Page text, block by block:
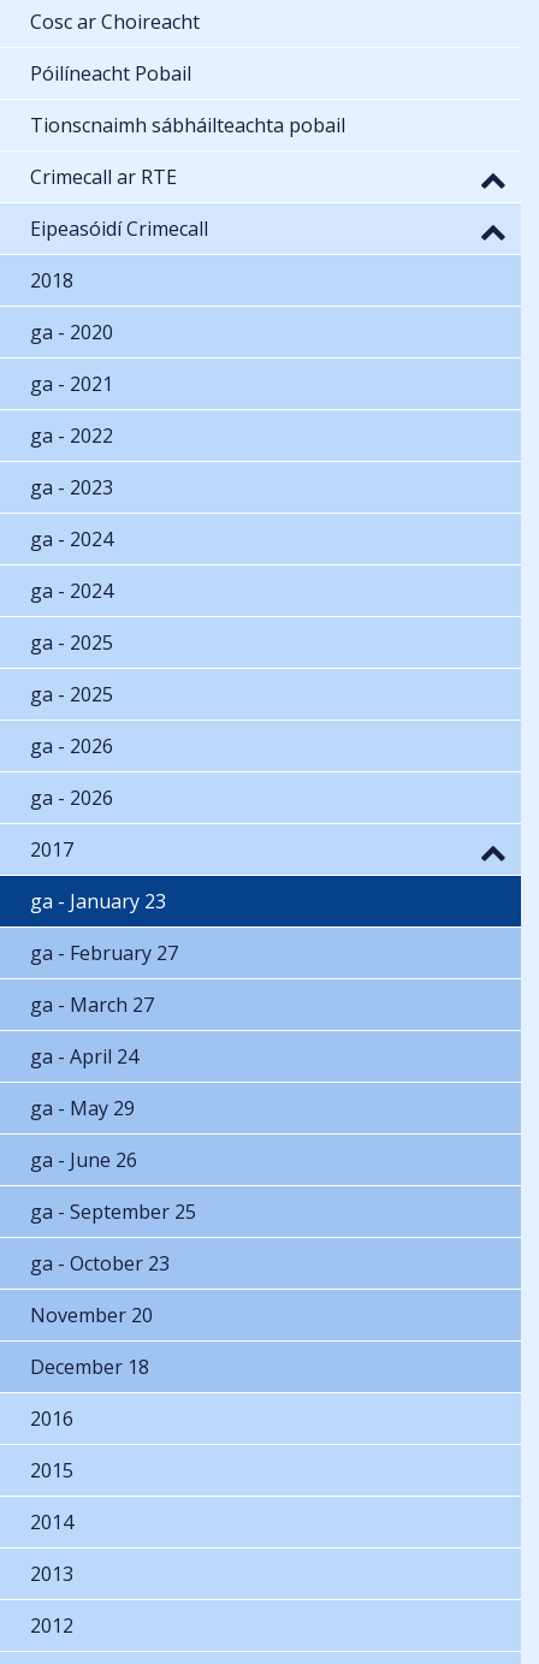
Cosc ar Choireacht
Póilíneacht Pobail
Tionscnaimh sábháilteachta pobail
Crimecall ar RTE
Eipeasóidí Crimecall
2018
ga - 2020
ga - 2021
ga - 2022
ga - 2023
ga - 2024
ga - 2024
ga - 2025
ga - 2025
ga - 2026
ga - 2026
2017
ga - January 23
ga - February 27
ga - March 27
ga - April 24
ga - May 29
ga - June 26
ga - September 25
ga - October 23
November 20
December 18
2016
2015
2014
2013
2012